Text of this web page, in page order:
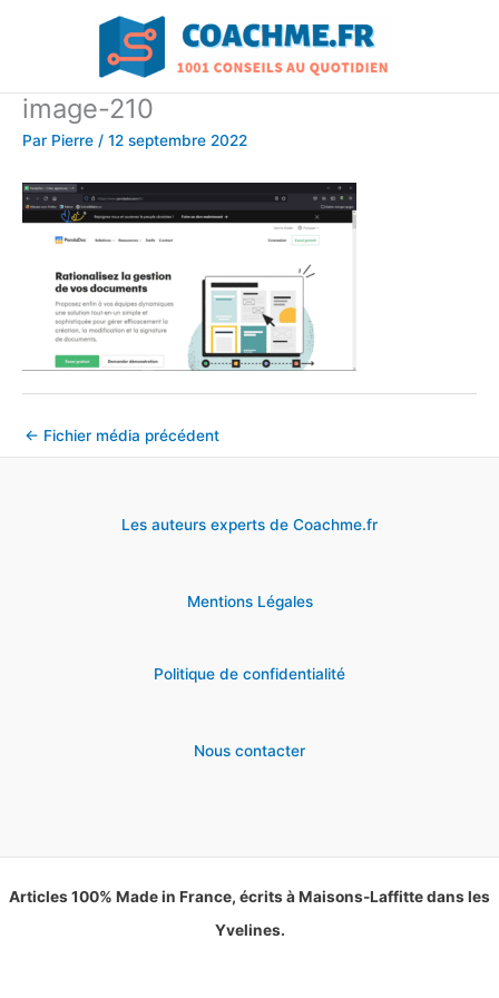
image-210
Par Pierre / 12 septembre 2022
← Fichier média précédent
Les auteurs experts de Coachme.fr
Mentions Légales
Politique de confidentialité
Nous contacter
Articles 100% Made in France, écrits à Maisons-Laffitte dans les
Yvelines.